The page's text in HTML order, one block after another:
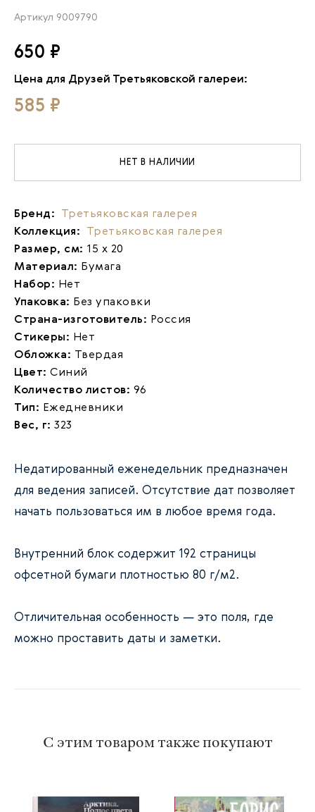
Артикул 9009790
650 ₽
Цена для Друзей Третьяковской галереи:
585 ₽
НЕТ В НАЛИЧИИ
Бренд: Третьяковская галерея
Коллекция: Третьяковская галерея
Размер, см: 15 х 20
Материал: Бумага
Набор: Нет
Упаковка: Без упаковки
Страна-изготовитель: Россия
Стикеры: Нет
Обложка: Твердая
Цвет: Синий
Количество листов: 96
Тип: Ежедневники
Вес, г: 323
Недатированный еженедельник предназначен
для ведения записей. Отсутствие дат позволяет
начать пользоваться им в любое время года.
Внутренний блок содержит 192 страницы
офсетной бумаги плотностью 80 г/м2.
Отличительная особенность — это поля, где
можно проставить даты и заметки.
С этим товаром также покупают